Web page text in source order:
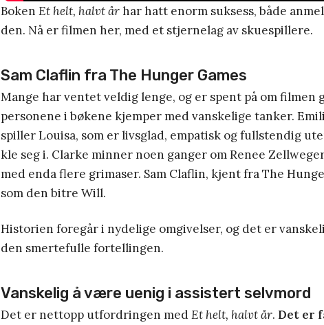
Boken Et helt, halvt århar hatt enorm suksess, både
den. Nå er filmen her, med et stjernelag av skuespillere.
Sam Claflin fra The Hunger Games
Mange har ventet veldig lenge, og er spent på om filmen
personene i bøkene kjemper med vanskelige tanker.
spiller Louisa, som er livsglad, empatisk og fullstendig
kle seg i. Clarke minner noen ganger om Renee
med enda flere grimaser. Sam Claflin, kjent fra The
som den bitre Will.
Historien foregår i nydelige omgivelser, og det er
den smertefulle fortellingen.
Vanskelig å være uenig i assistert selvmord
Det er nettopp utfordringen medEt helt, halvt år. Det er